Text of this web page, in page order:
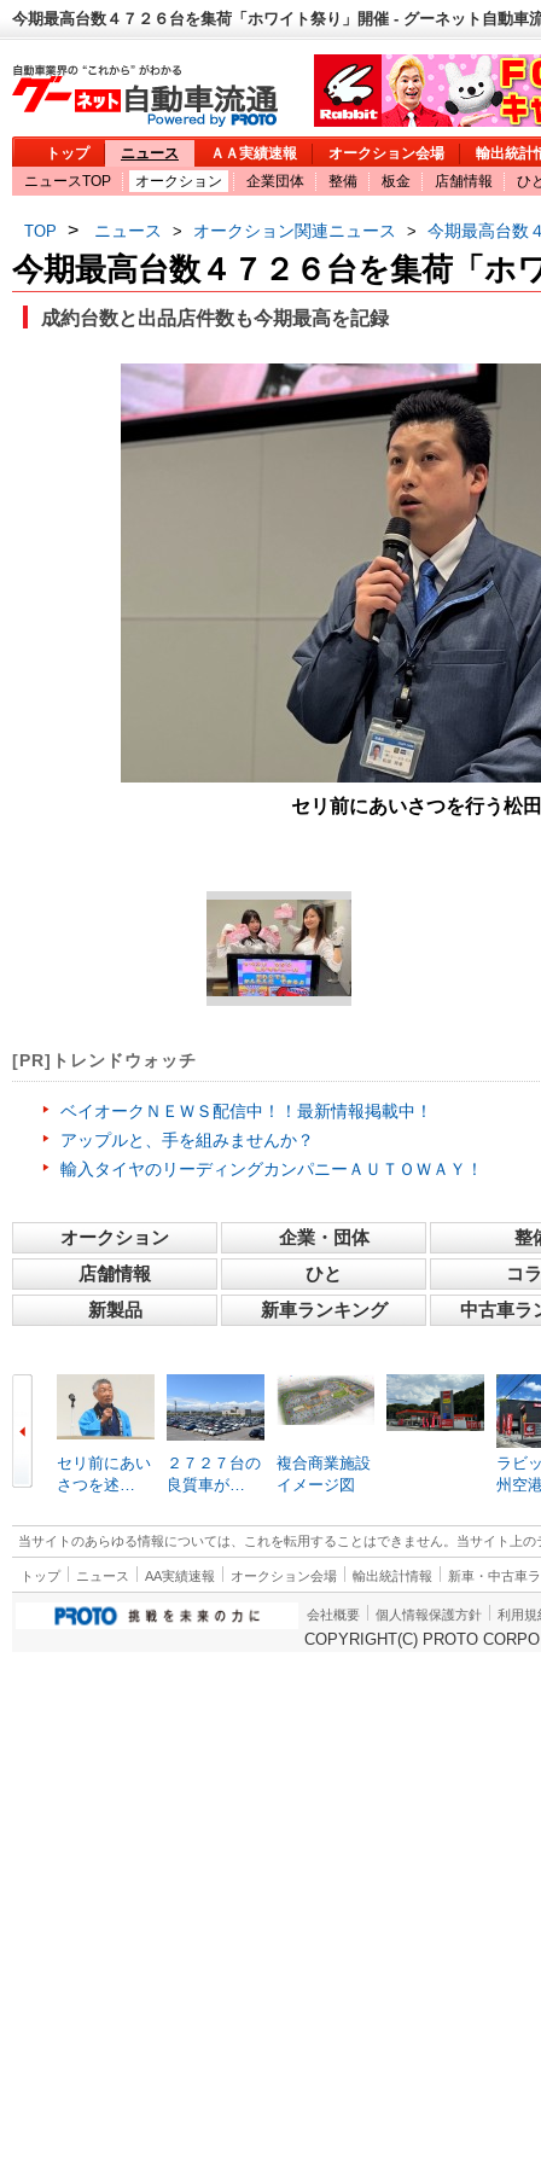
今期最高台数４７２６台を集荷「ホワイト祭り」開催 - グーネット自動車
トップ ニュース ＡＡ実績速報 オークション会場
輸出統計
ニュースTOP
オークション 企業団体 整備 板金 店舗情報 ひ
TOP > ニュース > オークション関連ニュース > 今期最高台数
今期最高台数４７２６台を集荷「ホ
成約台数と出品店件数も今期最高を記録
セリ前にあいさつを行う松
[PR]トレンドウォッチ
ベイオークＮＥＷＳ配信中！！最新情報掲載中！
アップルと、手を組みませんか？
輸入タイヤのリーディングカンパニーＡＵＴＯＷＡＹ！
オークション 企業・団体
整
店舗情報
ひと
コ
新製品
新車ランキング 中古車ラ
セリ前にあい
さつを述…
２７２７台の
良質車が…
複合商業施設
イメージ図
ラビ
州空
当サイトのあらゆる情報については、これを転用することはできません。当サイト上
トップ ニュース AA実績速報 オークション会場 輸出統計情報 新車・中古車
会社概要 個人情報保護方針 利用規
COPYRIGHT(C) PROTO